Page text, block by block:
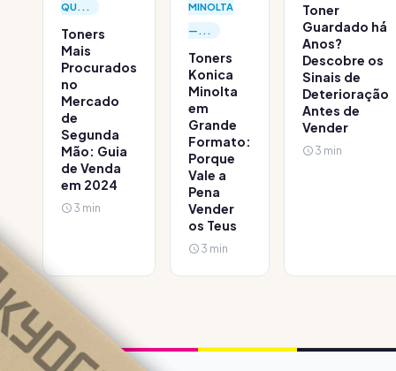
QU...
Toners
Mais
Procurados
no
Mercado
de
Segunda
Mão: Guia
de Venda
em 2024
3 min
MINOLTA
—...
Toners
Konica
Minolta
em
Grande
Formato:
Porque
Vale a
Pena
Vender
os Teus
3 min
Toner
Guardado há
Anos?
Descobre os
Sinais de
Deterioração
Antes de
Vender
3 min